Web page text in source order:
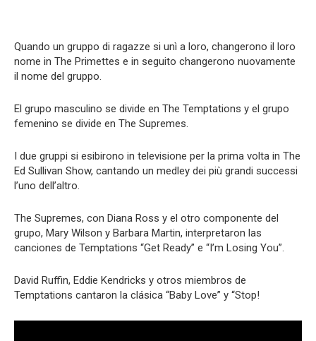
Quando un gruppo di ragazze si unì a loro, changerono il loro
nome in The Primettes e in seguito changerono nuovamente
il nome del gruppo.
El grupo masculino se divide en The Temptations y el grupo
femenino se divide en The Supremes.
I due gruppi si esibirono in televisione per la prima volta in The
Ed Sullivan Show, cantando un medley dei più grandi successi
l’uno dell’altro.
The Supremes, con Diana Ross y el otro componente del
grupo, Mary Wilson y Barbara Martin, interpretaron las
canciones de Temptations “Get Ready” e “I’m Losing You”.
David Ruffin, Eddie Kendricks y otros miembros de
Temptations cantaron la clásica “Baby Love” y “Stop!